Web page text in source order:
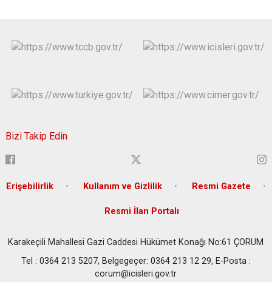
Bizi Takip Edin
Erişebilirlik Kullanım ve Gizlilik Resmi Gazete
Resmi İlan Portalı
Karakeçili Mahallesi Gazi Caddesi Hükümet Konağı No:61 ÇORUM
Tel : 0364 213 5207, Belgegeçer: 0364 213 12 29, E-Posta :
corum@icisleri.gov.tr